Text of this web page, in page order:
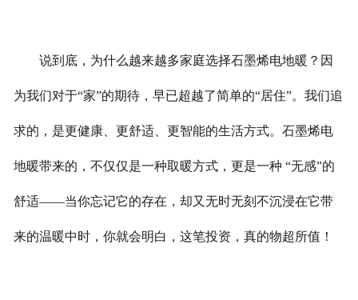
说到底，为什么越来越多家庭选择石墨烯电地暖？因
为我们对于“家”的期待，早已超越了简单的“居住”。我们追
求的，是更健康、更舒适、更智能的生活方式。石墨烯电
地暖带来的，不仅仅是一种取暖方式，更是一种 “无感”的
舒适——当你忘记它的存在，却又无时无刻不沉浸在它带
来的温暖中时，你就会明白，这笔投资，真的物超所值！